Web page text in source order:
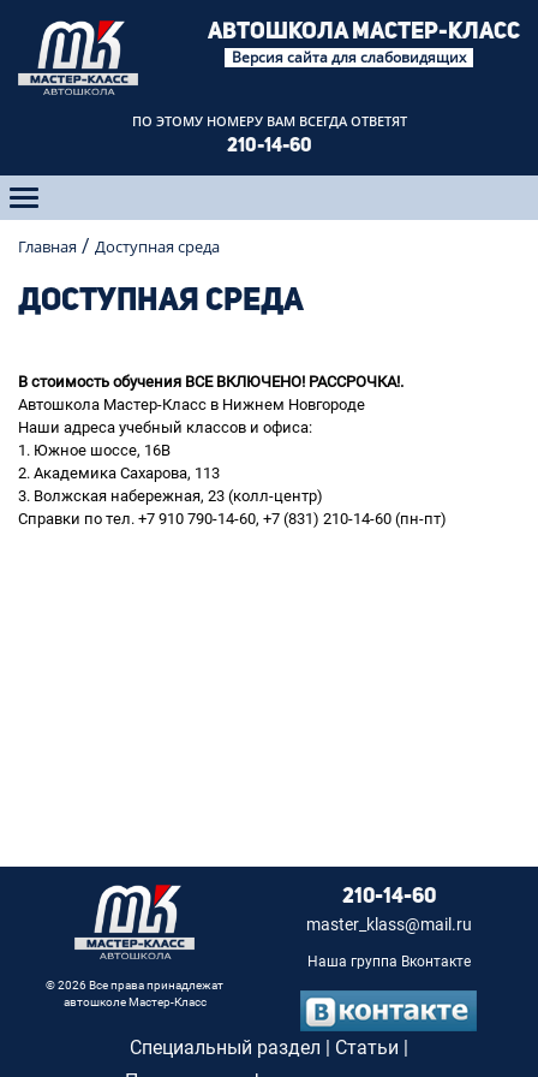
АВТОШКОЛАМАСТЕР-КЛАСС
Версия сайта для слабовидящих
ПО ЭТОМУ НОМЕРУ ВАМ ВСЕГДА ОТВЕТЯТ
210-14-60
Главная Доступная среда
ДОСТУПНАЯ СРЕДА
В стоимость обучения ВСЕ ВКЛЮЧЕНО! РАССРОЧКА!.
Автошкола Мастер-Класс в Нижнем Новгороде
Наши адреса учебный классов и офиса:
1. Южное шоссе, 16В
2. Академика Сахарова, 113
3. Волжская набережная, 23 (колл-центр)
Справки по тел. +7 910 790-14-60, +7 (831) 210-14-60 (пн-пт)
© 2026 Все права принадлежат
автошколе Мастер-Класс
210-14-60
master_klass@mail.ru
Наша группа Вконтакте
Специальный раздел | Статьи |